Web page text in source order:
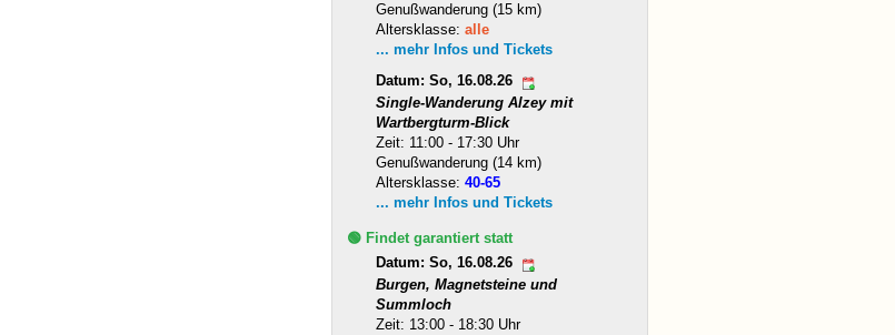
Genußwanderung (15 km)
Altersklasse:alle
... mehr Infos und Tickets
Datum: So, 16.08.26
Single-Wanderung Alzey mit
Wartbergturm-Blick
Zeit: 11:00 - 17:30 Uhr
Genußwanderung (14 km)
Altersklasse:40-65
... mehr Infos und Tickets
🟢 Findet garantiert statt
Datum: So, 16.08.26
Burgen, Magnetsteine und
Summloch
Zeit: 13:00 - 18:30 Uhr